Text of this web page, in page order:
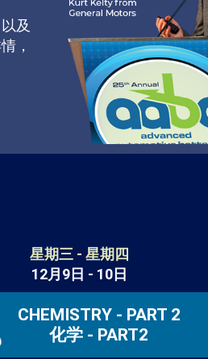
及
，
星期三 - 星期四
12月9日 - 10日
CHEMISTRY - PART 2
化学 - PART2